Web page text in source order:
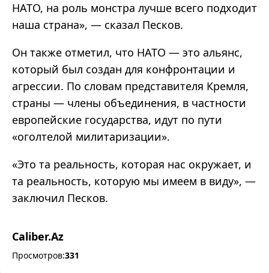
НАТО, на роль монстра лучше всего подходит
наша страна», — сказал Песков.
Он также отметил, что НАТО — это альянс,
который был создан для конфронтации и
агрессии. По словам представителя Кремля,
страны — члены объединения, в частности
европейские государства, идут по пути
«оголтелой милитаризации».
«Это та реальность, которая нас окружает, и
та реальность, которую мы имеем в виду», —
заключил Песков.
Caliber.Az
Просмотров:331